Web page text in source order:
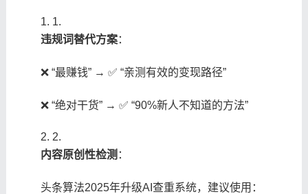
1.
​违规词替代方案​​：
❌ “最赚钱” → ✅ “亲测有效的变现路径”
❌ “绝对干货” → ✅ “90%新人不知道的方法”
2.
​内容原创性检测​ ​：
头条算法2025年升级AI查重系统，建议使用：